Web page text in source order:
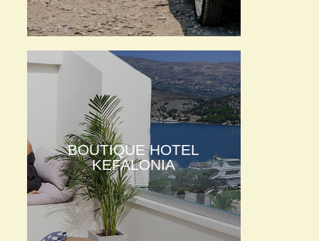
BOUTIQUE HOTEL
KEFALONIA